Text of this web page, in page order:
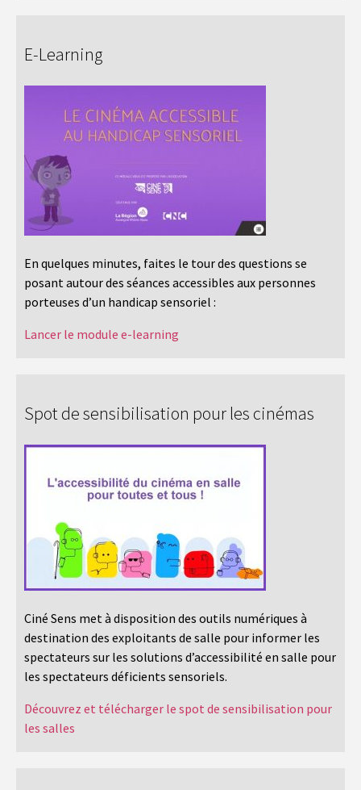
E-Learning
En quelques minutes, faites le tour des questions se
posant autour des séances accessibles aux personnes
porteuses d’un handicap sensoriel :
Lancer le module e-learning
Spot de sensibilisation pour les cinémas
Ciné Sens met à disposition des outils numériques à
destination des exploitants de salle pour informer les
spectateurs sur les solutions d’accessibilité en salle pour
les spectateurs déficients sensoriels.
Découvrez et télécharger le spot de sensibilisation pour
les salles